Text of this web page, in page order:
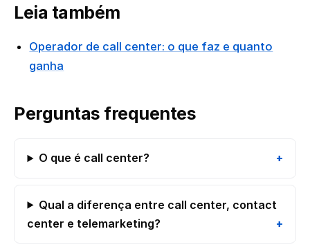
Leia também
Operador de call center: o que faz e quanto
ganha
Perguntas frequentes
O que é call center?
Qual a diferença entre call center, contact
center e telemarketing?